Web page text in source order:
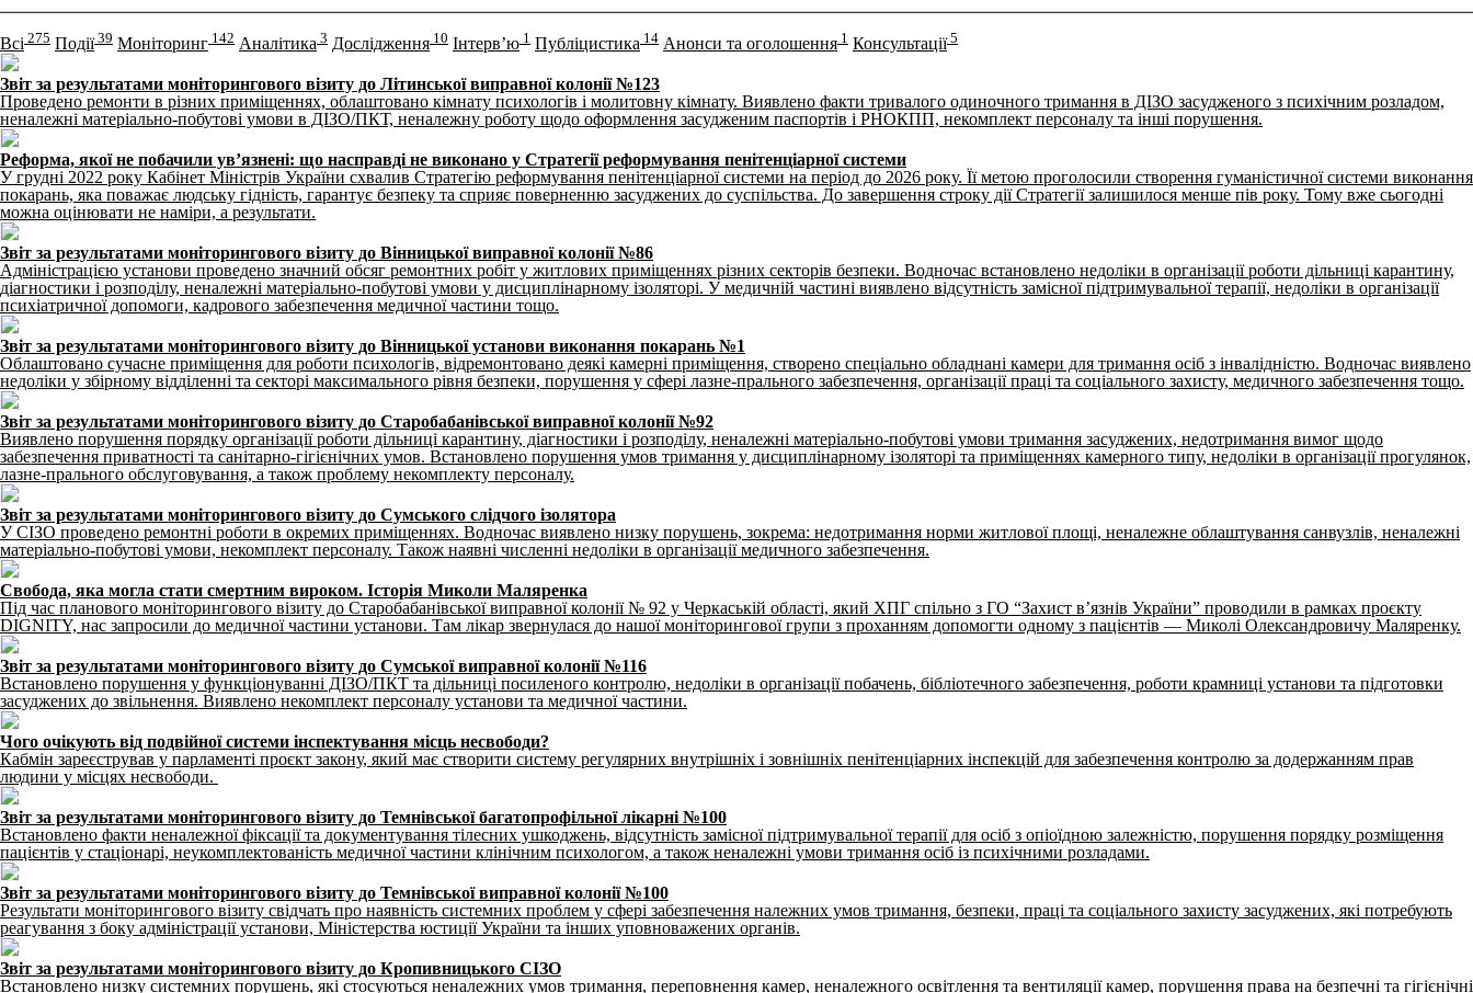
Всі 275 Події39 Моніторинг 142 Аналітика 3 Дослідження 10 Інтерв’ю 1 Публіцистика 14 Анонси та оголошення 1 Консультації5
Звіт за результатами моніторингового візиту до Літинської виправної колонії №123
Проведено ремонти в різних приміщеннях, облаштовано кімнату психологів і молитовну кімнату. Виявлено факти тривалого одиночного тримання в ДІЗО засудженого з психічним розладом,
неналежні матеріально-побутові умови в ДІЗО/ПКТ, неналежну роботу щодо оформлення засудженим паспортів і РНОКПП, некомплект персоналу та інші порушення.
Реформа, якої не побачили ув’язнені: що насправді не виконано у Стратегії реформування пенітенціарної системи
У грудні 2022 року Кабінет Міністрів України схвалив Стратегію реформування пенітенціарної системи на період до 2026 року. Її метою проголосили створення гуманістичної системи виконання
покарань, яка поважає людську гідність, гарантує безпеку та сприяє поверненню засуджених до суспільства. До завершення строку дії Стратегії залишилося менше пів року. Тому вже сьогодні
можна оцінювати не наміри, а результати.
Звіт за результатами моніторингового візиту до Вінницької виправної колонії №86
Адміністрацією установи проведено значний обсяг ремонтних робіт у житлових приміщеннях різних секторів безпеки. Водночас встановлено недоліки в організації роботи дільниці карантину,
діагностики і розподілу, неналежні матеріально-побутові умови у дисциплінарному ізоляторі. У медичній частині виявлено відсутність замісної підтримувальної терапії, недоліки в організації
психіатричної допомоги, кадрового забезпечення медичної частини тощо.
Звіт за результатами моніторингового візиту до Вінницької установи виконання покарань №1
Облаштовано сучасне приміщення для роботи психологів, відремонтовано деякі камерні приміщення, створено спеціально обладнані камери для тримання осіб з інвалідністю. Водночас виявлено
недоліки у збірному відділенні та секторі максимального рівня безпеки, порушення у сфері лазне-прального забезпечення, організації праці та соціального захисту, медичного забезпечення тощо.
Звіт за результатами моніторингового візиту до Старобабанівської виправної колонії №92
Виявлено порушення порядку організації роботи дільниці карантину, діагностики і розподілу, неналежні матеріально-побутові умови тримання засуджених, недотримання вимог щодо
забезпечення приватності та санітарно-гігієнічних умов. Встановлено порушення умов тримання у дисциплінарному ізоляторі та приміщеннях камерного типу, недоліки в організації прогулянок,
лазне-прального обслуговування, а також проблему некомплекту персоналу.
Звіт за результатами моніторингового візиту до Сумського слідчого ізолятора
У СІЗО проведено ремонтні роботи в окремих приміщеннях. Водночас виявлено низку порушень, зокрема: недотримання норми житлової площі, неналежне облаштування санвузлів, неналежні
матеріально-побутові умови, некомплект персоналу. Також наявні численні недоліки в організації медичного забезпечення.
Свобода, яка могла стати смертним вироком. Історія Миколи Маляренка
Під час планового моніторингового візиту до Старобабанівської виправної колонії № 92 у Черкаській області, який ХПГ спільно з ГО “Захист в’язнів України” проводили в рамках проєкту
DIGNITY, нас запросили до медичної частини установи. Там лікар звернулася до нашої моніторингової групи з проханням допомогти одному з пацієнтів — Миколі Олександровичу Маляренку.
Звіт за результатами моніторингового візиту до Сумської виправної колонії №116
Встановлено порушення у функціонуванні ДІЗО/ПКТ та дільниці посиленого контролю, недоліки в організації побачень, бібліотечного забезпечення, роботи крамниці установи та підготовки
засуджених до звільнення. Виявлено некомплект персоналу установи та медичної частини.
Чого очікують від подвійної системи інспектування місць несвободи?
Кабмін зареєстрував у парламенті проєкт закону, який має створити систему регулярних внутрішніх і зовнішніх пенітенціарних інспекцій для забезпечення контролю за додержанням прав
людини у місцях несвободи.
Звіт за результатами моніторингового візиту до Темнівської багатопрофільної лікарні №100
Встановлено факти неналежної фіксації та документування тілесних ушкоджень, відсутність замісної підтримувальної терапії для осіб з опіоїдною залежністю, порушення порядку розміщення
пацієнтів у стаціонарі, неукомплектованість медичної частини клінічним психологом, а також неналежні умови тримання осіб із психічними розладами.
Звіт за результатами моніторингового візиту до Темнівської виправної колонії №100
Результати моніторингового візиту свідчать про наявність системних проблем у сфері забезпечення належних умов тримання, безпеки, праці та соціального захисту засуджених, які потребують
реагування з боку адміністрації установи, Міністерства юстиції України та інших уповноважених органів.
Звіт за результатами моніторингового візиту до Кропивницького СІЗО
Встановлено низку системних порушень, які стосуються неналежних умов тримання, переповнення камер, неналежного освітлення та вентиляції камер, порушення права на безпечні та гігієнічні